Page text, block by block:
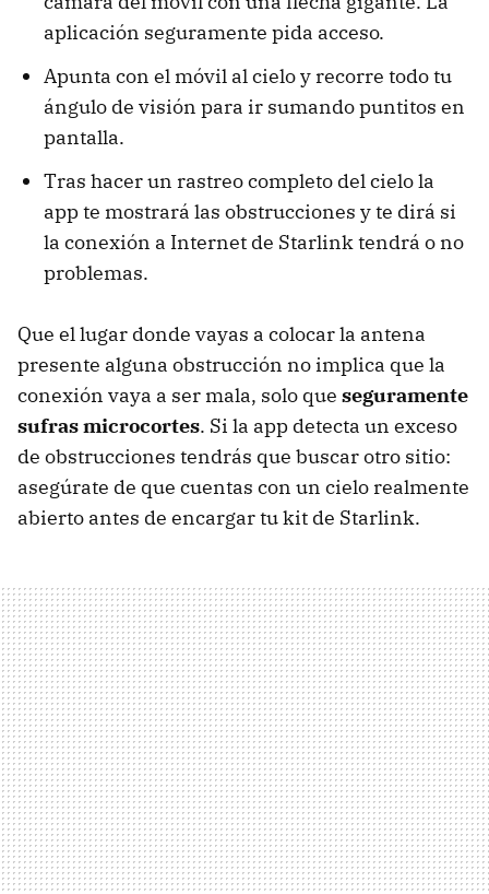
aplicación seguramente pida acceso.
Apunta con el móvil al cielo y recorre todo tu
ángulo de visión para ir sumando puntitos en
pantalla.
Tras hacer un rastreo completo del cielo la
app te mostrará las obstrucciones y te dirá si
la conexión a Internet de Starlink tendrá o no
problemas.
Que el lugar donde vayas a colocar la antena
presente alguna obstrucción no implica que la
conexión vaya a ser mala, solo que seguramente
sufras microcortes. Si la app detecta un exceso
de obstrucciones tendrás que buscar otro sitio:
asegúrate de que cuentas con un cielo realmente
abierto antes de encargar tu kit de Starlink.